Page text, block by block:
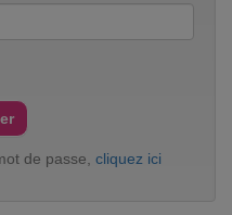
de passe, cliquez ici